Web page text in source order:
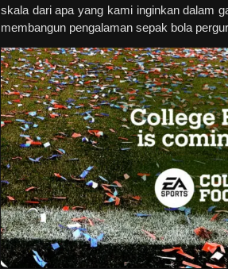
skala dari apa yang kami inginkan dalam
membangun pengalaman sepak bola